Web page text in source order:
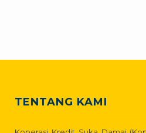
TENTANG KAMI